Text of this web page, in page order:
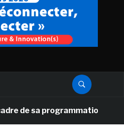
sa programmation